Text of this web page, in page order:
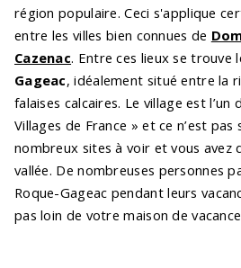
région populaire. Ceci s'applique
entre les villes bien connues de
Cazenac. Entre ces lieux se trouve
Gageac, idéalement situé entre la
falaises calcaires. Le village est l’un
Villages de France » et ce n’est pas
nombreux sites à voir et vous avez
vallée. De nombreuses personnes
Roque-Gageac pendant leurs
pas loin de votre maison de